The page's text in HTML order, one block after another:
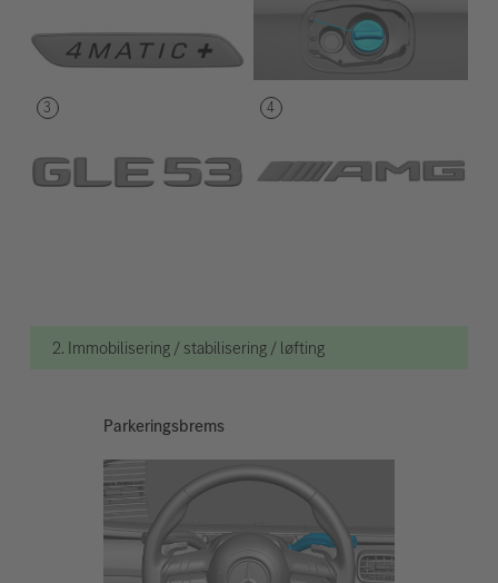
2. Immobilisering / stabilisering / løfting
Parkeringsbrems